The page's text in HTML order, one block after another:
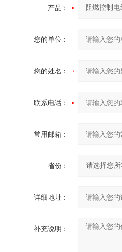
产品：
您的单位：
您的姓名：
联系电话：
常用邮箱：
省份：
详细地址：
补充说明：